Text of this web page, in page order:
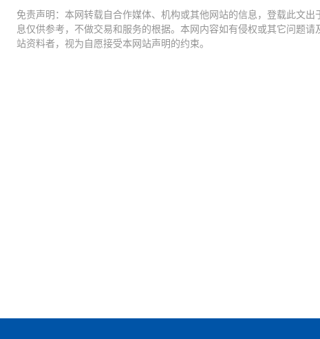
免责声明：本网转载自合作媒体、机构或其他网站的信息，登载此文
息仅供参考，不做交易和服务的根据。本网内容如有侵权或其它问题
站资料者，视为自愿接受本网站声明的约束。